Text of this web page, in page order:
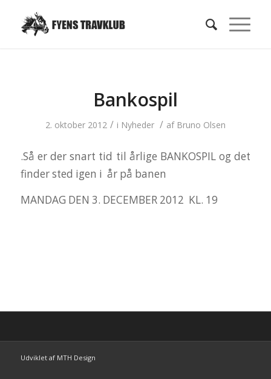
Bankospil
2. oktober 2012 / i Nyheder / af Bruno Olsen
.Så er der snart tid til årlige BANKOSPIL og det
finder sted igen i år på banen
MANDAG DEN 3. DECEMBER 2012 KL. 19
Udviklet af MTH Design